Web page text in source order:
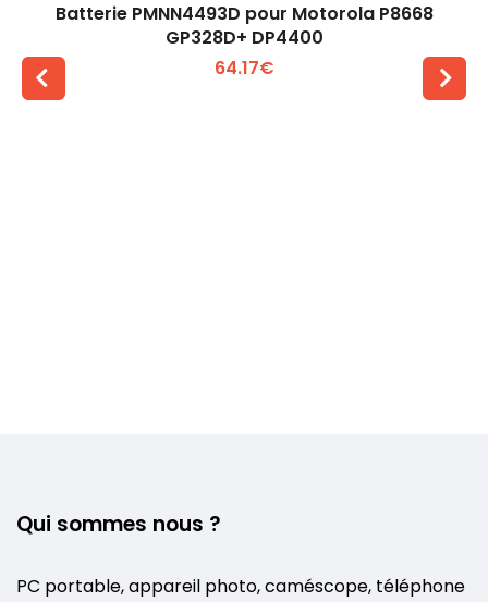
Batterie PMNN4493D pour Motorola P8668
GP328D+ DP4400
64.17€
Qui sommes nous ?
PC portable, appareil photo, caméscope, téléphone